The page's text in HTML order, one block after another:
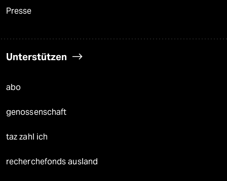
Presse
Unterstützen
abo
genossenschaft
taz zahl ich
recherchefonds ausland